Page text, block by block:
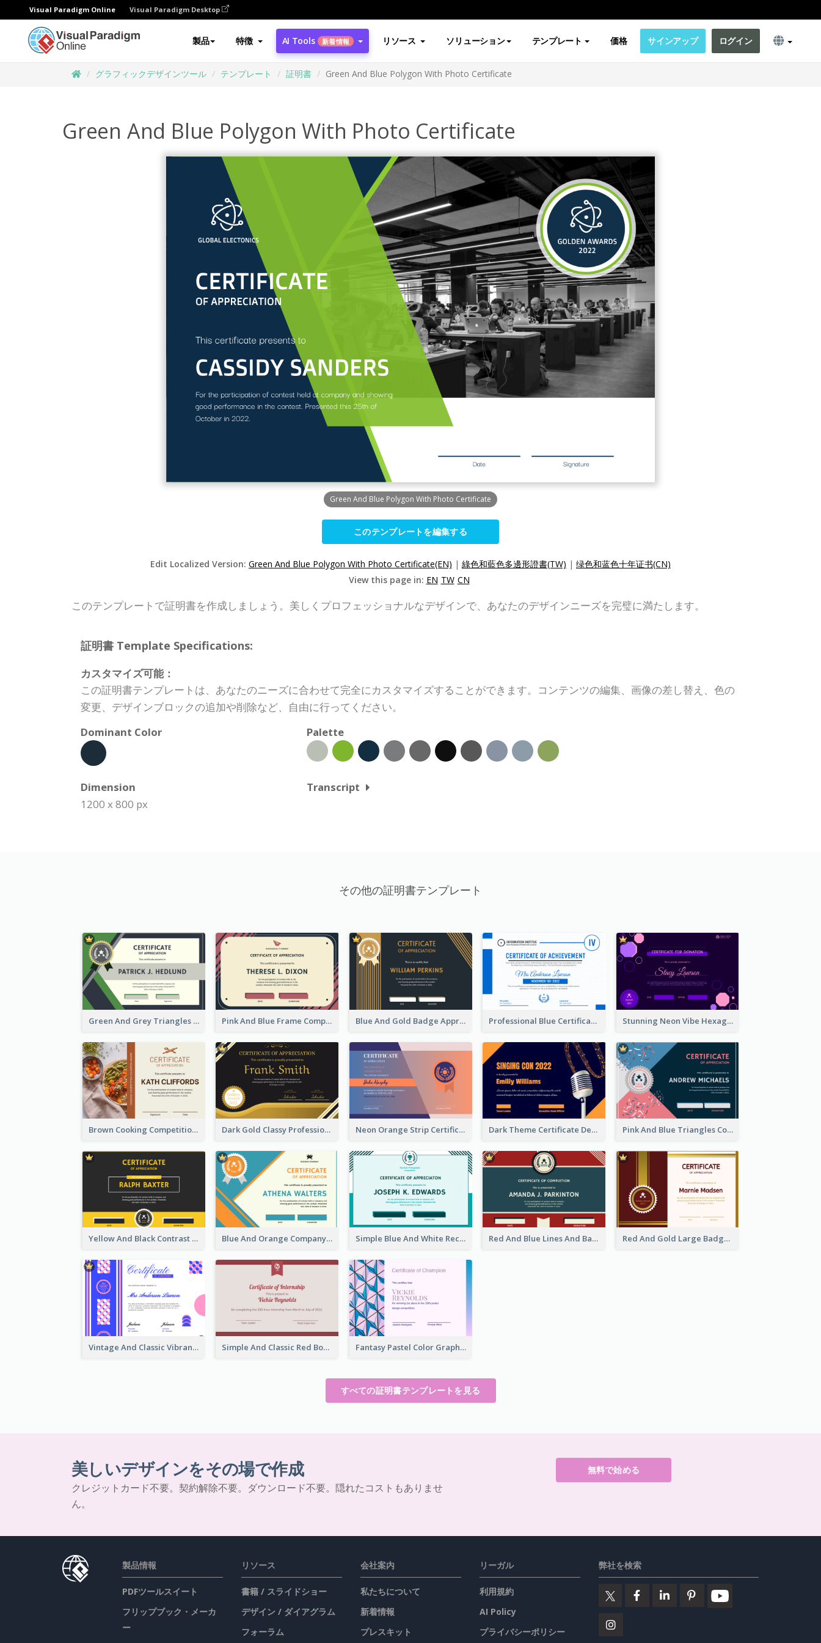
Visual Paradigm Online Visual Paradigm Desktop
製品 特徴 AI Tools 新着情報 リソース ソリューション テンプレート 価格 サインアップ ログイン
グラフィックデザインツール テンプレート 証明書 Green And Blue Polygon With Photo Certificate
Green And Blue Polygon With Photo Certificate
Green And Blue Polygon With Photo Certificate
このテンプレートを編集する
Edit Localized Version: Green And Blue Polygon With Photo Certificate(EN) | 綠色和藍色多邊形證書(TW) | 绿色和蓝色十年证书(CN)
View this page in: EN TW CN
このテンプレートで証明書を作成しましょう。美しくプロフェッショナルなデザインで、あなたのデザインニーズを完璧に満たします。
証明書 Template Specifications:
カスタマイズ可能：
この証明書テンプレートは、あなたのニーズに合わせて完全にカスタマイズすることができます。コンテンツの編集、画像の差し替え、色の
変更、デザインブロックの追加や削除など、自由に行ってください。
Dominant Color
Palette
Dimension
1200 x 800 px
Transcript
その他の証明書テンプレート
Green And Grey Triangles With Badge Certificate Pink And Blue Frame Company Certificate Blue And Gold Badge Appreciation Certificate Professional Blue Certificate Design Template Idea Stunning Neon Vibe Hexagonal Certificate Design
Brown Cooking Competition Award Certificate Dark Gold Classy Professional Certificate Design Neon Orange Strip Certificate Design For Apprciation Dark Theme Certificate Design For Singing Contest Pink And Blue Triangles Confetti Celebration Certificate
Yellow And Black Contrast Simple Certificate Blue And Orange Company Triangles With Badge Certificate Simple Blue And White Rectangle Certificate Red And Blue Lines And Badge Completion Certificate Red And Gold Large Badge Certificate
Vintage And Classic Vibrant Certificate Design Ideas Simple And Classic Red Border Certificate Design Fantasy Pastel Color Graphic Certificate Design
すべての証明書テンプレートを見る
美しいデザインをその場で作成
クレジットカード不要。契約解除不要。ダウンロード不要。隠れたコストもありませ
ん。
無料で始める
製品情報
PDFツールスイート
フリップブック・メーカ
ー
リソース
書籍 / スライドショー
デザイン / ダイアグラム
フォーラム
会社案内
私たちについて
新着情報
プレスキット
リーガル
利用規約
AI Policy
プライバシーポリシー
弊社を検索